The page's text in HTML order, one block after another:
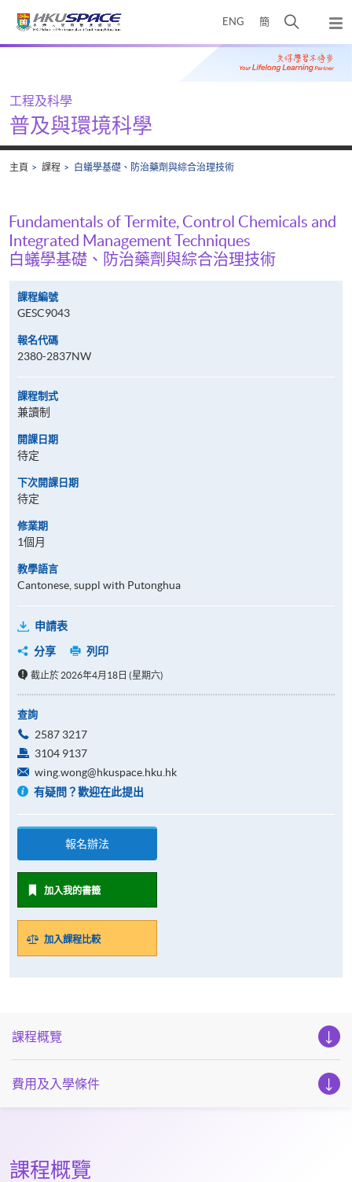
ENG 簡
開
搜
尋
彈
出
主
Main
工程及科學
普及與環境科學
主頁 課程 白蟻學基礎、防治藥劑與綜合治理技術
Fundamentals of Termite, Control Chemicals and
Integrated Management Techniques
白蟻學基礎、防治藥劑與綜合治理技術
課程編號
GESC9043
報名代碼
2380-2837NW
課程制式
兼讀制
開課日期
待定
下次開課日期
待定
修業期
1個月
教學語言
Cantonese, suppl with Putonghua
申請表
分享
列印
截止於 2026年4月18日 (星期六)
查詢
2587 3217
3104 9137
wing.wong@hkuspace.hku.hk
有疑問？歡迎在此提出
報名辦法
加入我的書籤
加入課程比較
課程概覽
費用及入學條件
課程概覽